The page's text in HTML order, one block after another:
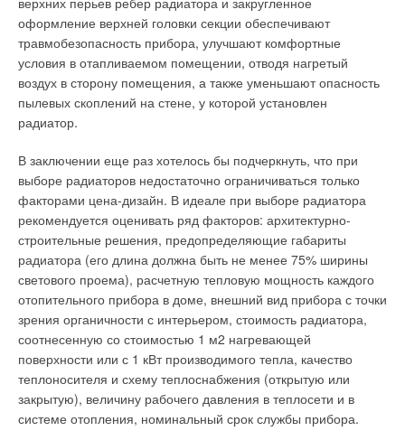
оформление верхней головки секции обеспечивают
травмобезопасность прибора, улучшают комфортные
условия в отапливаемом помещении, отводя нагретый
воздух в сторону помещения, а также уменьшают опасность
пылевых скоплений на стене, у которой установлен
радиатор.
В заключении еще раз хотелось бы подчеркнуть, что при
выборе радиаторов недостаточно ограничиваться только
факторами цена-дизайн. В идеале при выборе радиатора
рекомендуется оценивать ряд факторов: архитектурно-
строительные решения, предопределяющие габариты
радиатора (его длина должна быть не менее 75% ширины
светового проема), расчетную тепловую мощность каждого
отопительного прибора в доме, внешний вид прибора с точки
зрения органичности с интерьером, стоимость радиатора,
соотнесенную со стоимостью 1 м2 нагревающей
поверхности или с 1 кВт производимого тепла, качество
теплоносителя и схему теплоснабжения (открытую или
закрытую), величину рабочего давления в теплосети и в
системе отопления, номинальный срок службы прибора.
Если соединить все точки А и В, то мы получим
гидравлическую схему, показанную на рис. 4 и лишенную
недостатков находящихся в схеме на рис. 8. Недостатки эти
видны невооруженным взглядом, температура
теплоносителя после каждой нагрузки понижается в
зависимости от характера нагрузки. Еще одна часто
применяемая гидравлическая схема для приготовления
Опять видно, что это не что иное, как наш гидравлический
распределитель, только открытого типа и расположен он
горизонтально. Дальнейшее развития гидравлических схем
водогрейных котельных вряд ли обойдется без
гидравлического распределителя и 3- или 4-ходовых
смесителей в контурах нагрузок.
Читайте по теме:
→
Инверторные накопительные водонагреватели Royal
Thermo: чем отличаются три серии
ЖУРНАЛ СОК АВГУСТ 2026
→ Обзор систем защиты от протечек 2026